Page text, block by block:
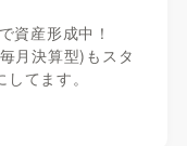
資産形成中！
月決算型)もスタ
てます。